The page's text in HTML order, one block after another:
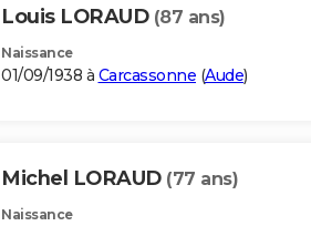
Louis LORAUD (87 ans)
Naissance
01/09/1938 à Carcassonne (Aude)
Michel LORAUD (77 ans)
Naissance